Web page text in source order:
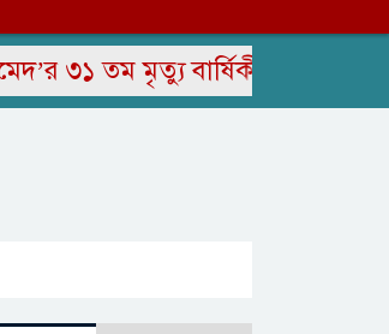
তম মৃত্যু বার্ষিকী পালিত